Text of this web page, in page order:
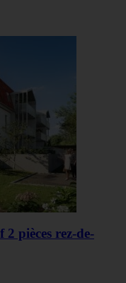
pièces rez-de-